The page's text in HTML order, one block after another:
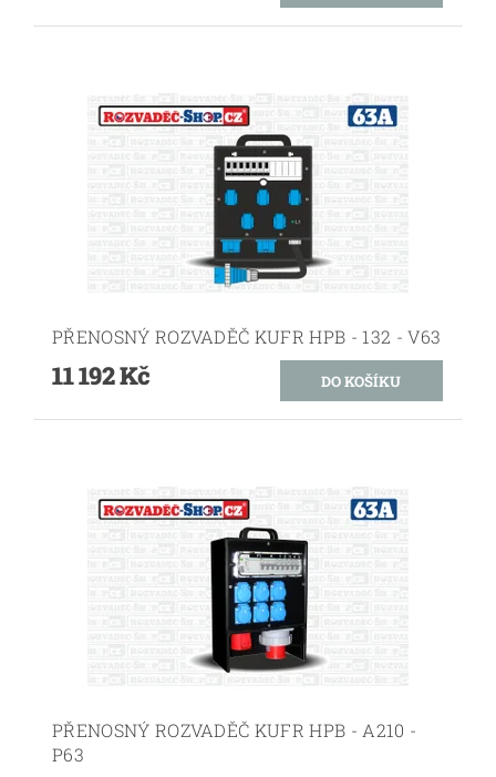
PŘENOSNÝ ROZVADĚČ KUFR HPB - 132 - V63
11 192 Kč
PŘENOSNÝ ROZVADĚČ KUFR HPB - A210 -
P63